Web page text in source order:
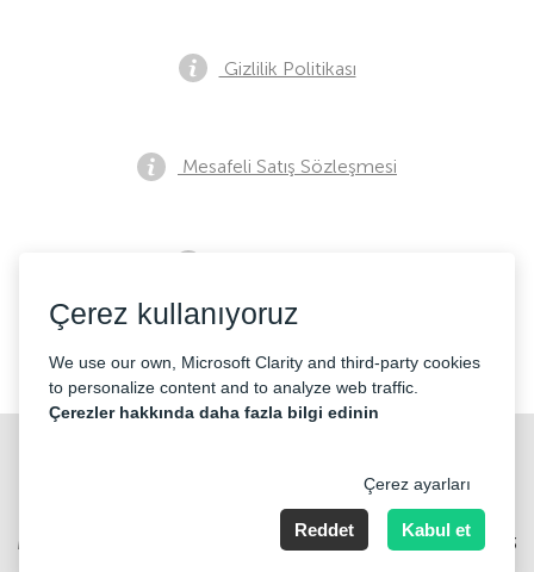
Gizlilik Politikası
Mesafeli Satış Sözleşmesi
İletişim
Merkez Mahallesi Abide-i Hürriyet cd Sibel ap No 161 Kat 2 Daire 3
Çerez kullanıyoruz
We use our own, Microsoft Clarity and third-party cookies
to personalize content and to analyze web traffic.
Çerezler hakkında daha fazla bilgi edinin
Çerez ayarları
Reddet Kabul et